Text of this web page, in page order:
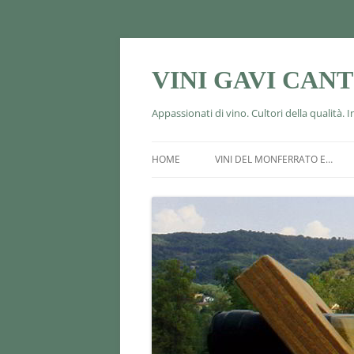
VINI GAVI
Appassionati di vino. Cultori della qualità.
HOME VINI DEL MONFERRATO E…
MONFERRATO DOLCETTO DOC
PIEMONTE MOSCATO DOC
BONARDA DELL’OLTREPÒ